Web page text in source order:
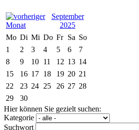
September
2025
Mo Di Mi Do Fr Sa So
1
2 3 4 5 6
7
8
9 10 11 12 13 14
15
16 17 18 19 20 21
22
23 24 25 26 27 28
29
30
Hier können Sie gezielt suchen:
Kategorie
Suchwort